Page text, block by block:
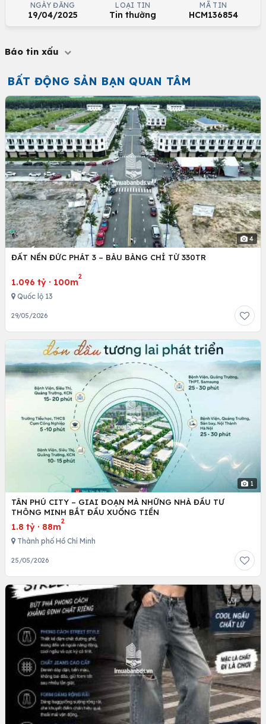
NGÀY ĐĂNG
19/04/2025
LOẠI TIN
Tin thường
MÃ TIN
HCM136854
Báo tin xấu
BẤT ĐỘNG SẢN BẠN QUAN TÂM
4
ĐẤT NỀN ĐỨC PHÁT 3 – BÀU BÀNG CHỈ TỪ 330TR
1.096 tỷ · 100m
2
Quốc lộ 13
29/05/2026
1
TÂN PHÚ CITY – GIAI ĐOẠN MÀ NHỮNG NHÀ ĐẦU TƯ
THÔNG MINH BẮT ĐẦU XUỐNG TIỀN
1.8 tỷ · 88m
2
Thành phố Hồ Chí Minh
25/05/2026